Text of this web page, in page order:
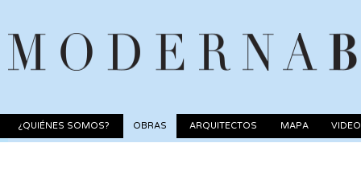
¿QUIÉNES SOMOS? OBRAS ARQUITECTOS MAPA